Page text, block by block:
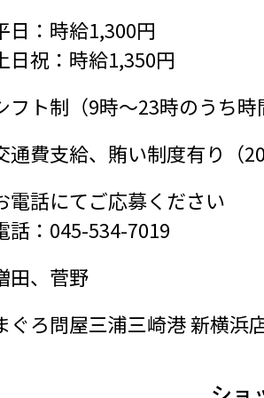
日：時給1,300円
日祝：時給1,350円
フト制（9時～23時のうち時
通費支給、賄い制度有り（
電話にてご応募ください
話：045-534-7019
田、菅野
ぐろ問屋三浦三崎港 新横浜